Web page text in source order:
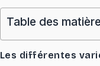
Table des
Les différentes